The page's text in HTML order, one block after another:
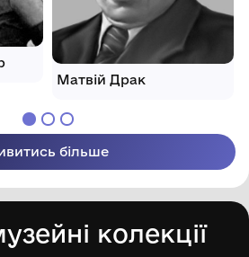
Матвій Драк
більше
колекції